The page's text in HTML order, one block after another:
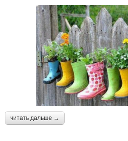
читать дальше →